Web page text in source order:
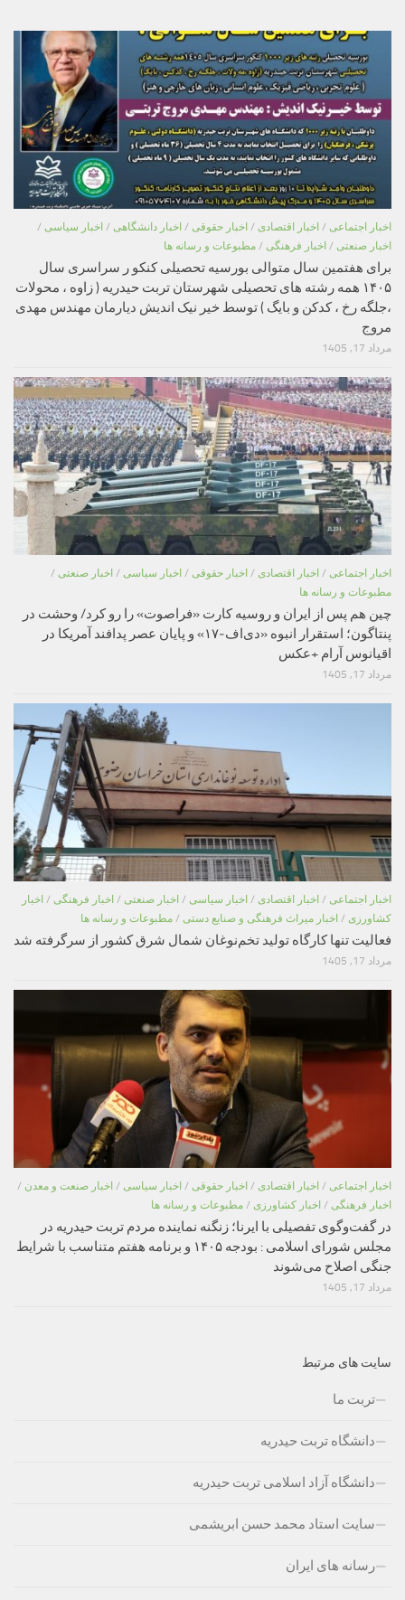
اخبار اجتماعی / اخبار اقتصادی / اخبار حقوقی / اخبار دانشگاهی / اخبار سیاسی /
اخبار صنعتی / اخبار فرهنگی / مطبوعات و رسانه ها
برای هفتمین سال متوالی بورسیه تحصیلی کنکو ر سراسری سال
۱۴۰۵ همه رشته های تحصیلی شهرستان تربت حیدریه ( زاوه ، محولات
،جلگه رخ ، کدکن و بایگ ) توسط خیر نیک اندیش دیارمان مهندس مهدی
مروج
مرداد 17, 1405
اخبار اجتماعی / اخبار اقتصادی / اخبار حقوقی / اخبار سیاسی / اخبار صنعتی /
مطبوعات و رسانه ها
چین هم پس از ایران و روسیه کارت «فراصوت» را رو کرد/ وحشت در
پنتاگون؛ استقرار انبوه «دی‌اف‑۱۷» و پایان عصر پدافند آمریکا در
اقیانوس آرام +عکس
مرداد 17, 1405
اخبار اجتماعی / اخبار اقتصادی / اخبار سیاسی / اخبار صنعتی / اخبار فرهنگی / اخبار
کشاورزی / اخبار میراث فرهنگی و صنایع دستی / مطبوعات و رسانه ها
فعالیت تنها کارگاه تولید تخم‌نوغان شمال شرق کشور از سرگرفته شد
مرداد 17, 1405
اخبار اجتماعی / اخبار اقتصادی / اخبار حقوقی / اخبار سیاسی / اخبار صنعت و معدن /
اخبار فرهنگی / اخبار کشاورزی / مطبوعات و رسانه ها
در گفت‌وگوی تفصیلی با ایرنا؛ زنگنه نماینده مردم تربت حیدریه در
مجلس شورای اسلامی : بودجه ۱۴۰۵ و برنامه هفتم متناسب با شرایط
جنگی اصلاح می‌شوند
مرداد 17, 1405
سایت های مرتبط
تربت ما
دانشگاه تربت حیدریه
دانشگاه آزاد اسلامی تربت حیدریه
سایت استاد محمد حسن ابریشمی
رسانه های ایران